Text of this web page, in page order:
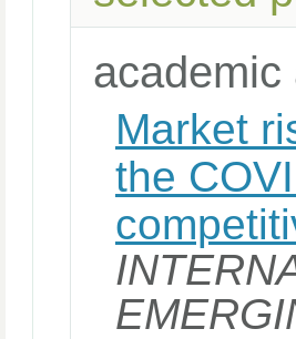
academic
Market
the